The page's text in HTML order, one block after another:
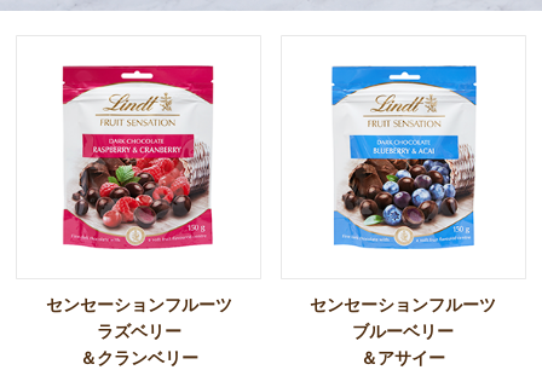
センセーションフルーツ
ラズベリー
＆クランベリー
センセーションフルーツ
ブルーベリー
＆アサイー